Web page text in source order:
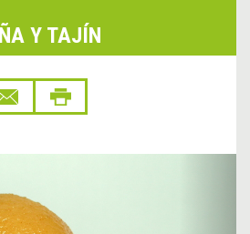
Y TAJÍN